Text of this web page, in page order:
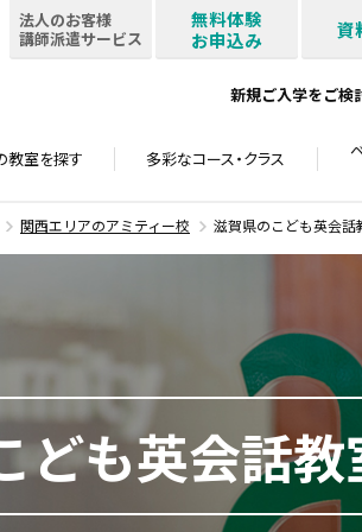
法人のお客様
講師派遣サービス
無料体験
お申込み
資
新規ご入学をご検
教室を探す 多彩なコース・クラス
関西エリアのアミティー校 滋賀県のこども英会話
ども英会話